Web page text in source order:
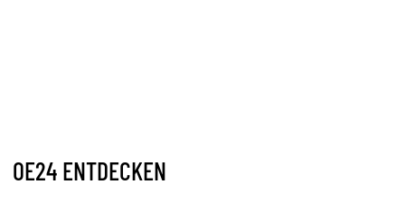
OE24 ENTDECKEN